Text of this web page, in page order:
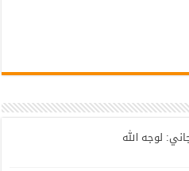
لوجه الله